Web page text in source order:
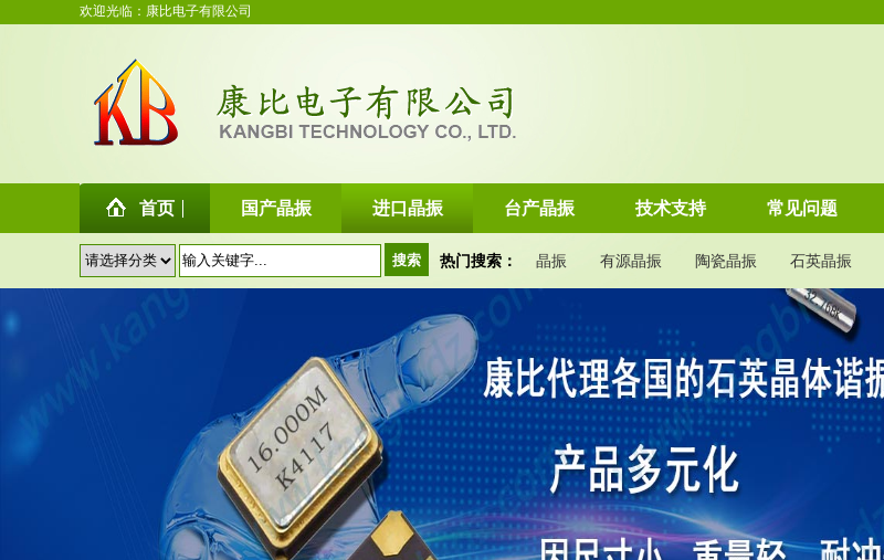
欢迎光临：康比电子有限公司
首页 国产晶振 进口晶振 台产晶振 技术支持 常见问题
热门搜索： 晶振 有源晶振 陶瓷晶振 石英晶振